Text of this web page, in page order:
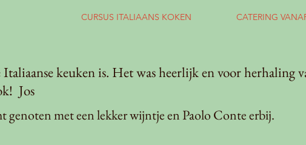
CURSUS ITALIAANS KOKEN CATERING
keuken is. Het was heerlijk en voor herhaling
Jos
genoten met een lekker wijntje en Paolo Conte erbij.